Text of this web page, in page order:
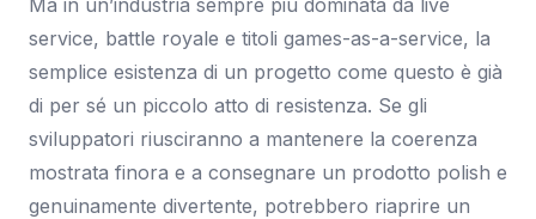
Ma in un’industria sempre più dominata da live
service, battle royale e titoli games-as-a-service, la
semplice esistenza di un progetto come questo è già
di per sé un piccolo atto di resistenza. Se gli
sviluppatori riusciranno a mantenere la coerenza
mostrata finora e a consegnare un prodotto polish e
genuinamente divertente, potrebbero riaprire un